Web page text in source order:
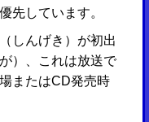
先しています。
しんげき）が初出
）、これは放送で
またはCD発売時